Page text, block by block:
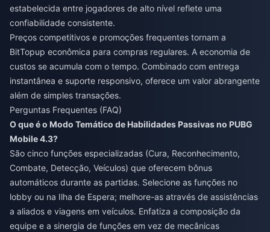
estabelecida entre jogadores de alto nível reflete uma
confiabilidade consistente.
Preços competitivos e promoções frequentes tornam a
BitTopup econômica para compras regulares. A economia de
custos se acumula com o tempo. Combinado com entrega
instantânea e suporte responsivo, oferece um valor abrangente
além de simples transações.
Perguntas Frequentes (FAQ)
O que é o Modo Temático de Habilidades Passivas no PUBG
Mobile 4.3?
São cinco funções especializadas (Cura, Reconhecimento,
Combate, Detecção, Veículos) que oferecem bônus
automáticos durante as partidas. Selecione as funções no
lobby ou na Ilha de Espera; melhore-as através de assistências
a aliados e viagens em veículos. Enfatiza a composição da
equipe e a sinergia de funções em vez de mecânicas